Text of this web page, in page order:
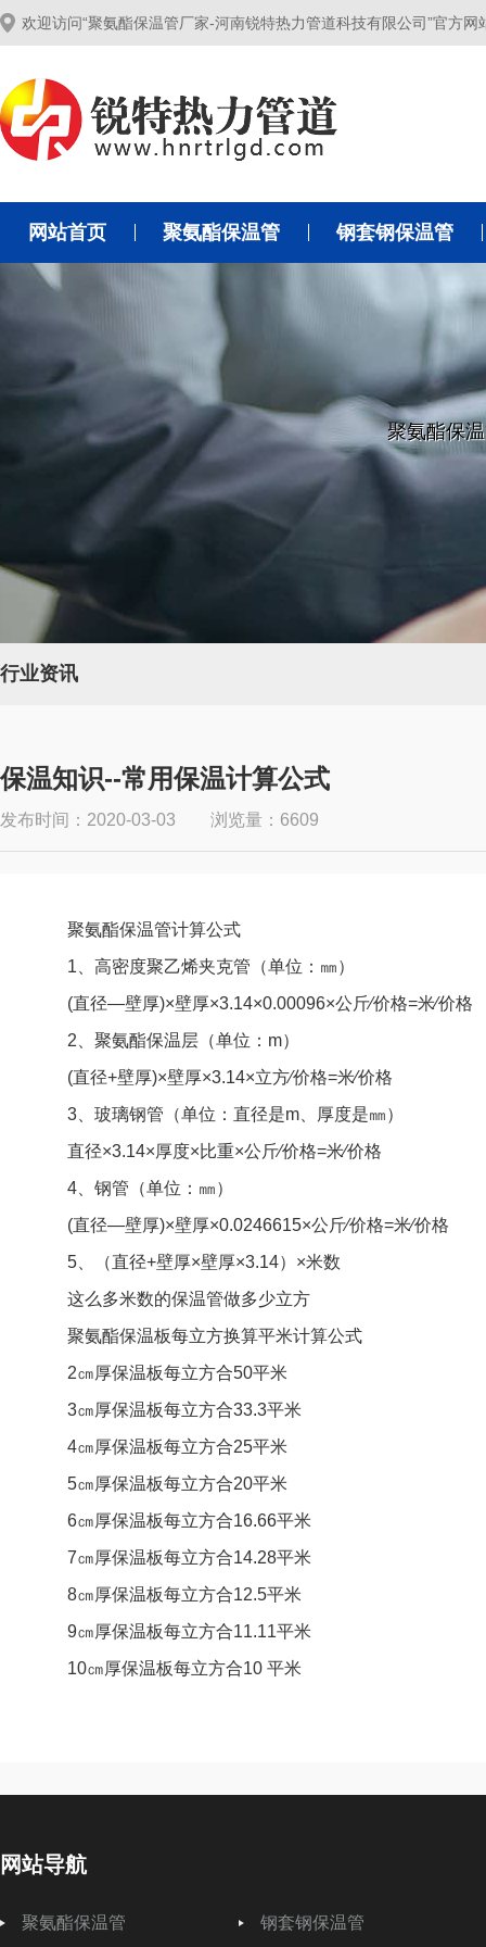
欢迎访问“聚氨酯保温管厂家-河南锐特热力管道科技有限公司”官方网
网站首页 聚氨酯保温管 钢套钢保温管
聚氨酯保
行业资讯
保温知识--常用保温计算公式
发布时间：2020-03-03 浏览量：6609
聚氨酯保温管计算公式
1、高密度聚乙烯夹克管（单位：㎜）
(直径—壁厚)×壁厚×3.14×0.00096×公斤∕价格=米∕价格
2、聚氨酯保温层（单位：m）
(直径+壁厚)×壁厚×3.14×立方∕价格=米∕价格
3、玻璃钢管（单位：直径是m、厚度是㎜）
直径×3.14×厚度×比重×公斤∕价格=米∕价格
4、钢管（单位：㎜）
(直径—壁厚)×壁厚×0.0246615×公斤∕价格=米∕价格
5、（直径+壁厚×壁厚×3.14）×米数
这么多米数的保温管做多少立方
聚氨酯保温板每立方换算平米计算公式
2㎝厚保温板每立方合50平米
3㎝厚保温板每立方合33.3平米
4㎝厚保温板每立方合25平米
5㎝厚保温板每立方合20平米
6㎝厚保温板每立方合16.66平米
7㎝厚保温板每立方合14.28平米
8㎝厚保温板每立方合12.5平米
9㎝厚保温板每立方合11.11平米
10㎝厚保温板每立方合10 平米
网站导航
聚氨酯保温管 钢套钢保温管